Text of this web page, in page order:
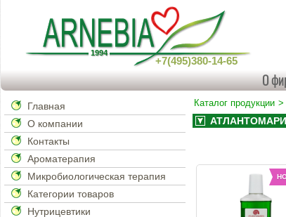
+7(495)380-14-65
О
Каталог продукции
Главная
О компании
Контакты
Ароматерапия
Микробиологическая терапия
Категории товаров
Нутрицевтики